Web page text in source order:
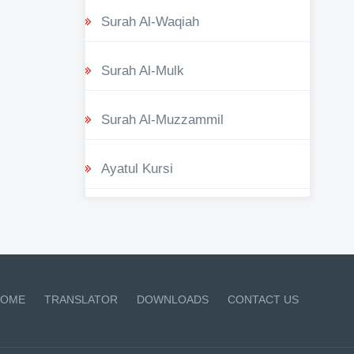
Surah Al-Waqiah
Surah Al-Mulk
Surah Al-Muzzammil
Ayatul Kursi
TRANSLATOR DOWNLOADS CONTACT US